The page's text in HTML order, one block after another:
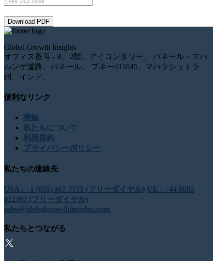
Download PDF
Global Growth Insights
オフィス番号 - B、2階、アイコンタワー、 バネール・マハ
ルンゲ道路、バネール、 プネー411045、マハラシュトラ
州、インド。
便利なリンク
接触
私たちについて
利用規約
プライバシーポリシー
私たちの連絡先
USA : +1 (855) 467-7775 (フリーダイヤル) UK : +44 8085
022397 (フリーダイヤル)
sales@globalgrowthinsights.com
私たちとつながる